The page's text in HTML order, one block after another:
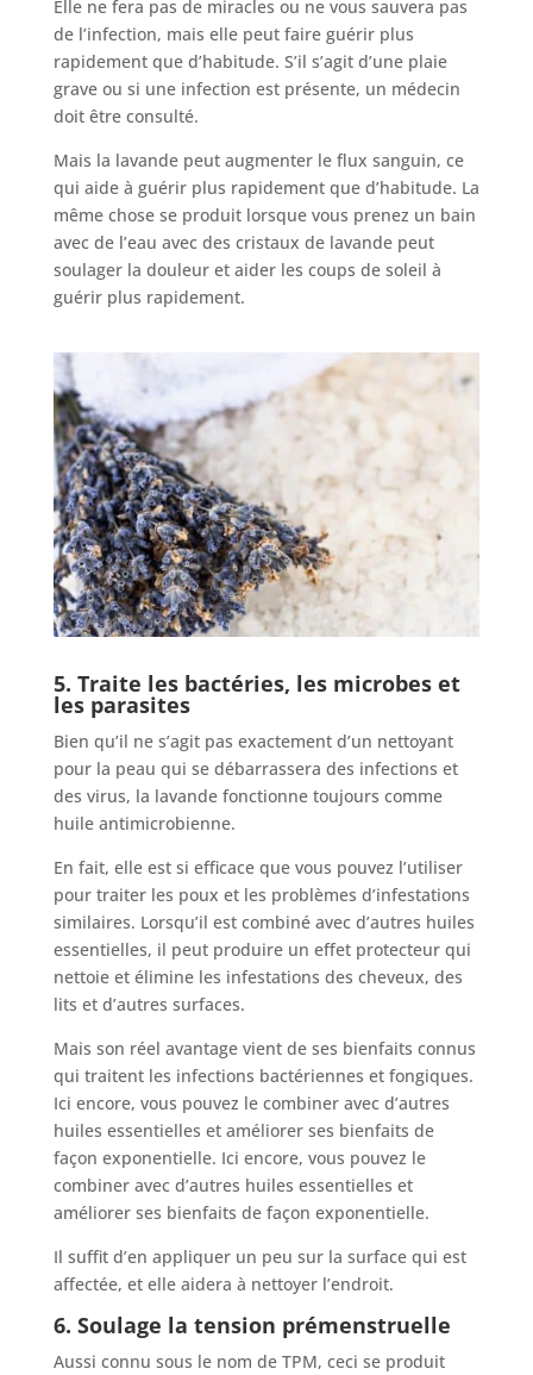
Elle ne fera pas de miracles ou ne vous sauvera pas
de l’infection, mais elle peut faire guérir plus
rapidement que d’habitude. S’il s’agit d’une plaie
grave ou si une infection est présente, un médecin
doit être consulté.
Mais la lavande peut augmenter le flux sanguin, ce
qui aide à guérir plus rapidement que d’habitude. La
même chose se produit lorsque vous prenez un bain
avec de l’eau avec des cristaux de lavande peut
soulager la douleur et aider les coups de soleil à
guérir plus rapidement.
5. Traite les bactéries, les microbes et
les parasites
Bien qu’il ne s’agit pas exactement d’un nettoyant
pour la peau qui se débarrassera des infections et
des virus, la lavande fonctionne toujours comme
huile antimicrobienne.
En fait, elle est si efficace que vous pouvez l’utiliser
pour traiter les poux et les problèmes d’infestations
similaires. Lorsqu’il est combiné avec d’autres huiles
essentielles, il peut produire un effet protecteur qui
nettoie et élimine les infestations des cheveux, des
lits et d’autres surfaces.
Mais son réel avantage vient de ses bienfaits connus
qui traitent les infections bactériennes et fongiques.
Ici encore, vous pouvez le combiner avec d’autres
huiles essentielles et améliorer ses bienfaits de
façon exponentielle. Ici encore, vous pouvez le
combiner avec d’autres huiles essentielles et
améliorer ses bienfaits de façon exponentielle.
Il suffit d’en appliquer un peu sur la surface qui est
affectée, et elle aidera à nettoyer l’endroit.
6. Soulage la tension prémenstruelle
Aussi connu sous le nom de TPM, ceci se produit